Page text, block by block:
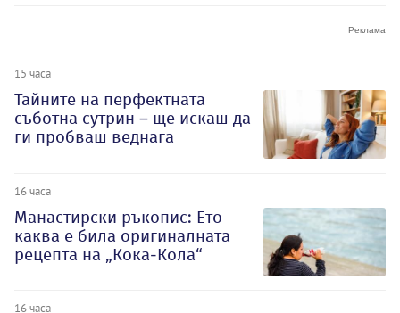
15 часа
Тайните на перфектната
съботна сутрин – ще искаш да
ги пробваш веднага
16 часа
Манастирски ръкопис: Ето
каква е била оригиналната
рецепта на „Кока-Кола“
16 часа